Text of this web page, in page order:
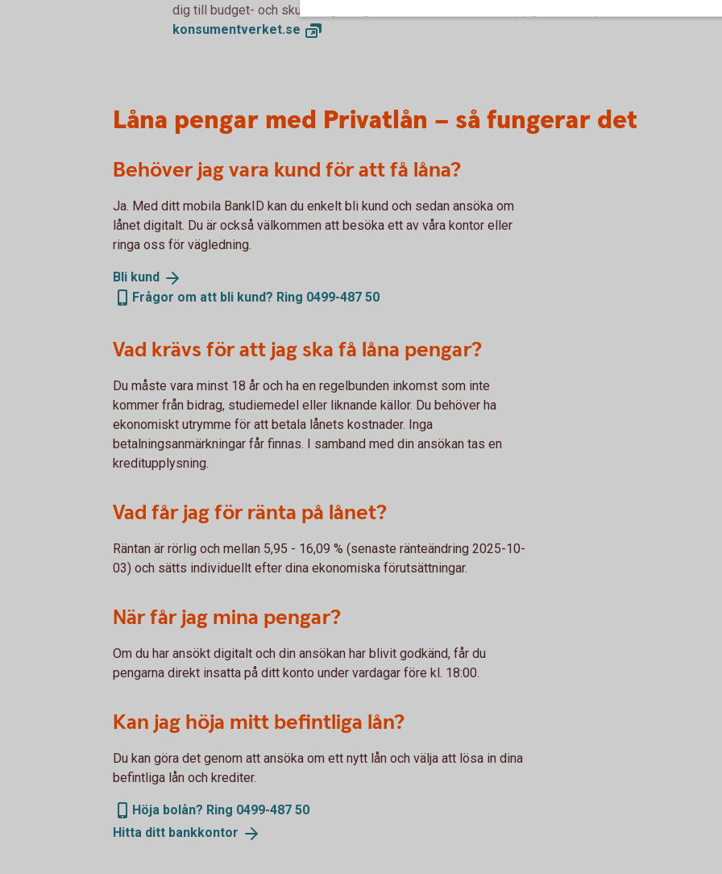
dig till budget- och skuldrådgivningen i din kommun. Kontaktuppgifter finns på
konsumentverket.se
Låna pengar med Privatlån – så fungerar det
Behöver jag vara kund för att få låna?
Ja. Med ditt mobila BankID kan du enkelt bli kund och sedan ansöka om
lånet digitalt. Du är också välkommen att besöka ett av våra kontor eller
ringa oss för vägledning.
Bli kund
Frågor om att bli kund? Ring 0499-487 50
Vad krävs för att jag ska få låna pengar?
Du måste vara minst 18 år och ha en regelbunden inkomst som inte
kommer från bidrag, studiemedel eller liknande källor. Du behöver ha
ekonomiskt utrymme för att betala lånets kostnader. Inga
betalningsanmärkningar får finnas. I samband med din ansökan tas en
kreditupplysning.
Vad får jag för ränta på lånet?
Räntan är rörlig och mellan 5,95 - 16,09 % (senaste ränteändring 2025-10-
03) och sätts individuellt efter dina ekonomiska förutsättningar.
När får jag mina pengar?
Om du har ansökt digitalt och din ansökan har blivit godkänd, får du
pengarna direkt insatta på ditt konto under vardagar före kl. 18:00.
Kan jag höja mitt befintliga lån?
Du kan göra det genom att ansöka om ett nytt lån och välja att lösa in dina
befintliga lån och krediter.
Höja bolån? Ring 0499-487 50
Hitta ditt bankkontor